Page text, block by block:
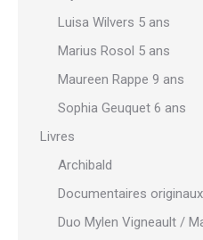
Luisa Wilvers 5 ans
Marius Rosol 5 ans
Maureen Rappe 9 ans
Sophia Geuquet 6 ans
Livres
Archibald
Documentaires originaux
Duo Mylen Vigneault /